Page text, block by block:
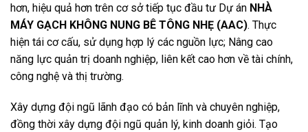
hơn, hiệu quả hơn trên cơ sở tiếp tục đầu tư Dự án NHÀ
MÁY GẠCH KHÔNG NUNG BÊ TÔNG NHẸ (AAC). Thực
hiện tái cơ cấu, sử dụng hợp lý các nguồn lực; Nâng cao
năng lực quản trị doanh nghiệp, liên kết cao hơn về tài chính,
công nghệ và thị trường.
Xây dựng đội ngũ lãnh đạo có bản lĩnh và chuyên nghiệp,
đồng thời xây dựng đội ngũ quản lý, kinh doanh giỏi. Tạo